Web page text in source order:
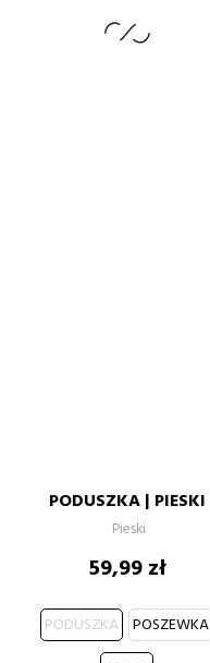
PODUSZKA | PIESKI
Pieski
Cena
59,99 zł
PODUSZKA
POSZEWKA